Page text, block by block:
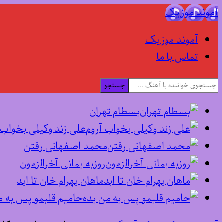
آموند موزیک
آموند موزیک
تماس با ما
جستجو
بسطام تهران
علی زند وکیلی
محمد اصفهانی رفتن
روزبه بمانی آخرالزمون
ماهان بهرام خان تا ابد
حامیم قلبمو پس به